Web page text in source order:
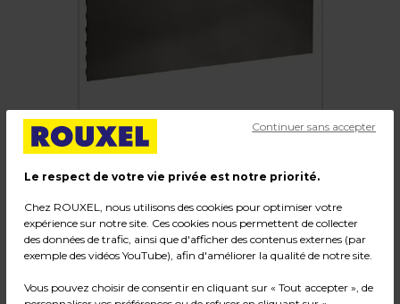
Fond tôle plein pas de 50 mm
Code :218317
Matière : Tôle ép. 0.6 mm
Le respect de votre vie privée est notre priorité.
Chez ROUXEL, nous utilisons des cookies pour optimiser votre
expérience sur notre site. Ces cookies nous permettent de collecter
des données de trafic, ainsi que d'afficher des contenus externes (par
exemple des vidéos YouTube), afin d'améliorer la qualité de notre site.
Vous pouvez choisir de consentir en cliquant sur « Tout accepter », de
Continuer sans accepter